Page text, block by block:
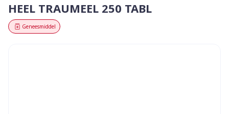
HEEL TRAUMEEL 250 TABL
Geneesmiddel